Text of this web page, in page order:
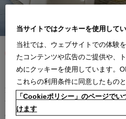
カッシーナは創業以来、インテリアの
家具業界では数少ないリーディング
す。17世紀、イタリアで誕生したカッ
の製造に始まり、その後豪華客船の内
当サイトではクッキーを使用して
当社では、ウェブサイトでの体験
たコンテンツや広告のご提供や、
めにクッキーを使用しています。
これらの利用条件に同意したもの
「Cookieポリシー」のページで
けます